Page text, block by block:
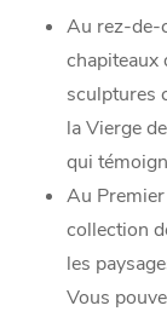
Au rez-de-
chapiteaux
sculptures
la Vierge
qui
Au
collection
les
Vous